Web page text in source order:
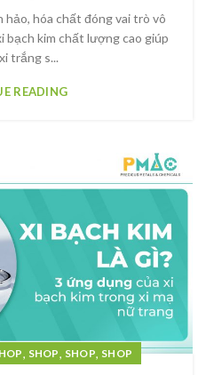
hảo, hóa chất đóng vai trò vô
bạch kim chất lượng cao giúp
trắng s...
READING
, SHOP, SHOP, SHOP